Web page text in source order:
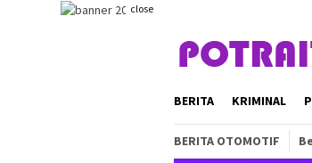
close
BERITA KRIMINAL
BERITA OTOMOTIF